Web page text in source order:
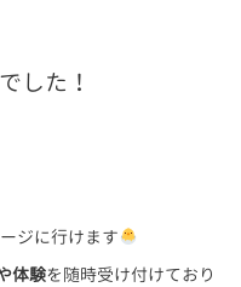
した！
ジに行けます
体験を随時受け付けており